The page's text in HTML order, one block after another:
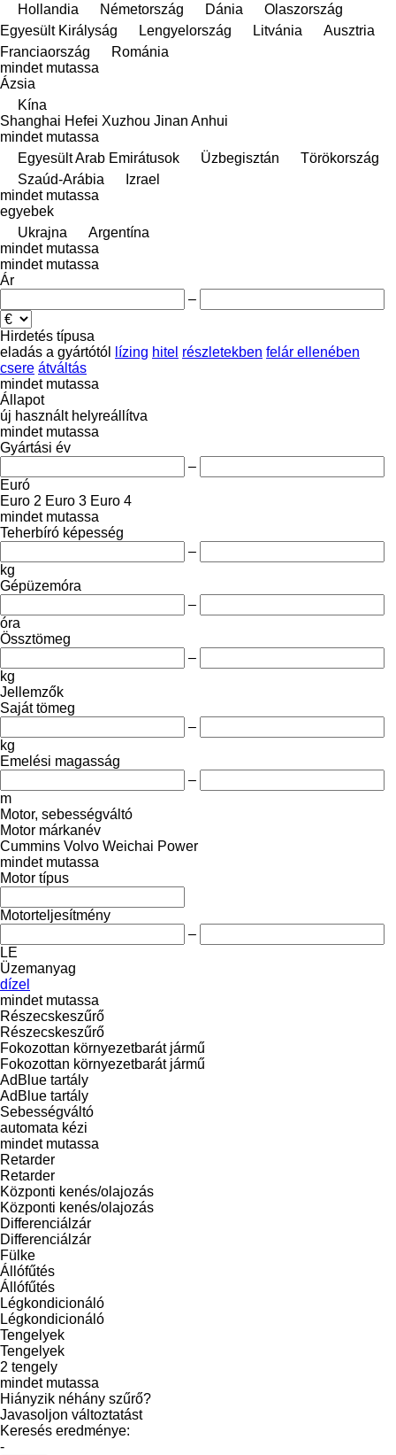
Hollandia
Németország Dánia
Olaszország
Egyesült Királyság
Lengyelország Litvánia
Ausztria
Franciaország
Románia
mindet mutassa
Ázsia
Kína
Shanghai Hefei Xuzhou Jinan Anhui
mindet mutassa
Egyesült Arab Emirátusok
Üzbegisztán
Törökország
Szaúd-Arábia
Izrael
mindet mutassa
egyebek
Ukrajna
Argentína
mindet mutassa
mindet mutassa
Ár
–
Hirdetés típusa
eladás a gyártótól lízing hitel részletekben felár ellenében
csere átváltás
mindet mutassa
Állapot
új használt helyreállítva
mindet mutassa
Gyártási év
–
Euró
Euro 2 Euro 3 Euro 4
mindet mutassa
Teherbíró képesség
–
kg
Gépüzemóra
–
óra
Össztömeg
–
kg
Jellemzők
Saját tömeg
–
kg
Emelési magasság
–
m
Motor, sebességváltó
Motor márkanév
Cummins Volvo Weichai Power
mindet mutassa
Motor típus
Motorteljesítmény
–
LE
Üzemanyag
dízel
mindet mutassa
Részecskeszűrő
Részecskeszűrő
Fokozottan környezetbarát jármű
Fokozottan környezetbarát jármű
AdBlue tartály
AdBlue tartály
Sebességváltó
automata kézi
mindet mutassa
Retarder
Retarder
Központi kenés/olajozás
Központi kenés/olajozás
Differenciálzár
Differenciálzár
Fülke
Állófűtés
Állófűtés
Légkondicionáló
Légkondicionáló
Tengelyek
Tengelyek
2 tengely
mindet mutassa
Hiányzik néhány szűrő?
Javasoljon változtatást
Keresés eredménye:
-